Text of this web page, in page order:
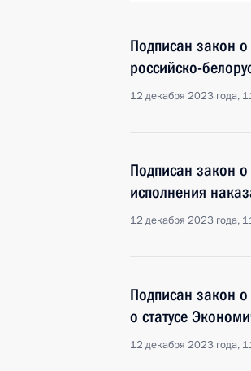
Подписан закон
российско-
12 декабря 2023 года,
Подписан закон
исполнения
12 декабря 2023 года,
Подписан закон
о статусе
12 декабря 2023 года,